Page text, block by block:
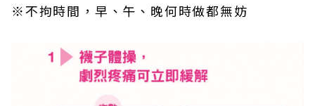
※不拘時間，早、午、晚何時做都無妨